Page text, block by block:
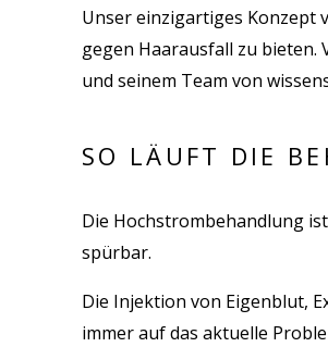
Unser einzigartiges Konzept
gegen Haarausfall zu bieten.
und seinem Team von
SO LÄUFT DIE
Die Hochstrombehandlung
spürbar.
Die Injektion von Eigenblut,
immer auf das aktuelle